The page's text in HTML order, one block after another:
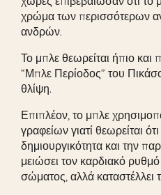
χρώμα των περισσότερων
ανδρών.
Το μπλε θεωρείται ήπιο και
“Μπλε Περίοδος” του
θλίψη.
Επιπλέον, το μπλε
γραφείων γιατί θεωρείται
δημιουργικότητα και την
μειώσει τον καρδιακό
σώματος, αλλά καταστέλλει